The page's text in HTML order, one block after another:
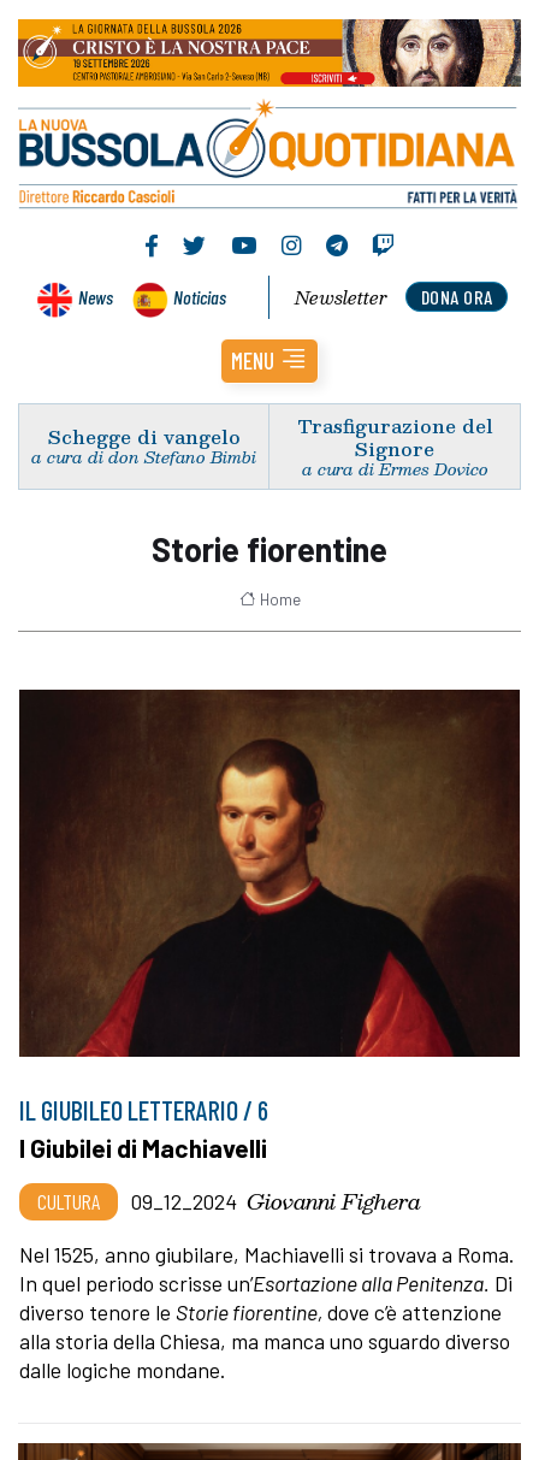
News Noticias DONA ORA
Newsletter
MENU
Schegge di vangelo
a cura di don Stefano Bimbi
Trasfigurazione del
Signore
a cura di Ermes Dovico
Storie fiorentine
Home
IL GIUBILEO LETTERARIO / 6
I Giubilei di Machiavelli
CULTURA 09_12_2024 Giovanni Fighera
Nel 1525, anno giubilare, Machiavelli si trovava a Roma.
In quel periodo scrisse un’Esortazione alla Penitenza. Di
diverso tenore le Storie fiorentine, dove c’è attenzione
alla storia della Chiesa, ma manca uno sguardo diverso
dalle logiche mondane.